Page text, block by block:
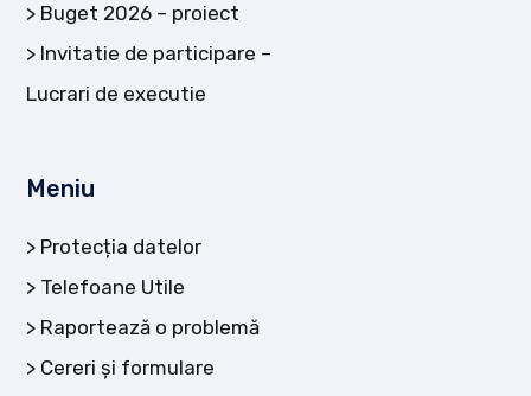
Buget 2026 – proiect
Invitatie de participare –
Lucrari de executie
Meniu
Protecția datelor
Telefoane Utile
Raportează o problemă
Cereri și formulare